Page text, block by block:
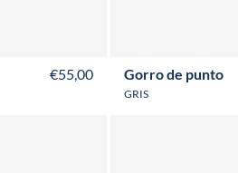
€55,00 Gorro de punto
GRIS